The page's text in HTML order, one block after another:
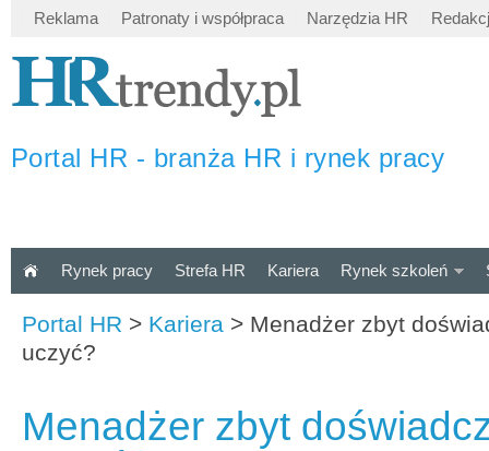
Reklama Patronaty i współpraca Narzędzia HR
Portal HR - branża HR i rynek pracy
Rynek pracy Strefa HR Kariera Rynek szkoleń
Portal HR > Kariera > Menadżer zbyt
uczyć?
Menadżer zbyt